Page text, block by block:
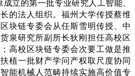
立的第一批专业研究人工智能、
的法人组织。福州大学传授蔡维
块链专委会从任斯雪明传授、中
泉研究所副所长狄刚担任高校区
高校区块链专委会次要工做是推
植一批财产学问产权取尺度协同
能机械人范畴持续实施高价值专